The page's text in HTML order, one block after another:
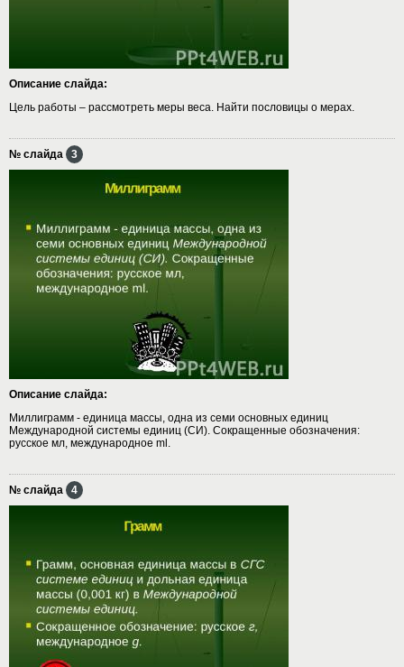
Описание слайда:
Цель работы – рассмотреть меры веса. Найти пословицы о мерах.
№ слайда 3
Описание слайда:
Миллиграмм - единица массы, одна из семи основных единиц
Международной системы единиц (СИ). Сокращенные обозначения:
русское мл, международное ml.
№ слайда 4